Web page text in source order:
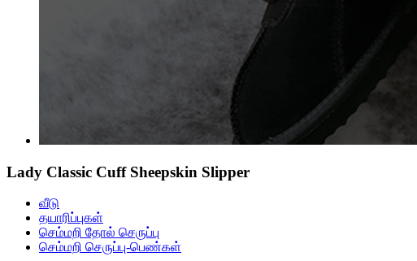
Lady Classic Cuff Sheepskin Slipper
வீடு
தயாரிப்புகள்
செம்மறி தோல் செருப்பு
செம்மறி செருப்பு-பெண்கள்